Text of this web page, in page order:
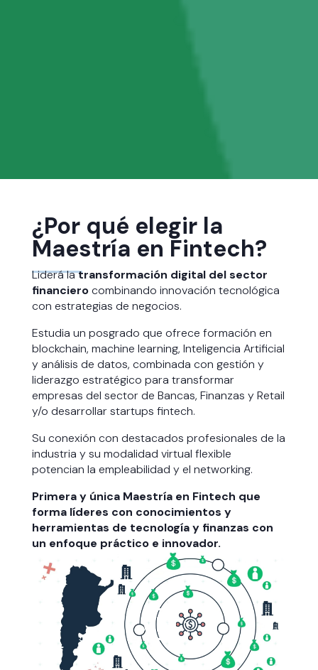
¿Por qué elegir la
Maestría en Fintech?
Liderá latransformación digital del sector
financierocombinando innovación tecnológica
con estrategias de negocios.
Estudia un posgrado que ofrece formación en
blockchain, machine learning, Inteligencia Artificial
y análisis de datos, combinada con gestión y
liderazgo estratégico para transformar
empresas del sector de Bancas, Finanzas y Retail
y/o desarrollar startups fintech.
Su conexión con destacados profesionales de la
industria y su modalidad virtual flexible
potencian la empleabilidad y el networking​.
Primera y única Maestría en Fintech que
forma líderes con conocimientos y
herramientas de tecnología y finanzas con
un enfoque práctico e innovador.